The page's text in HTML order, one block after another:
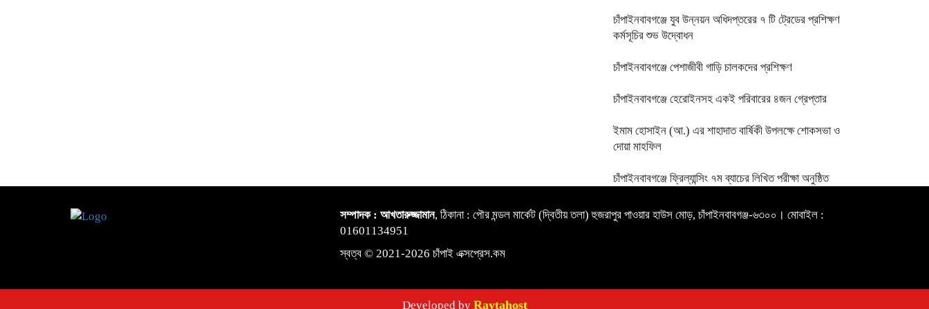
চাঁপাইনবাবগঞ্জে‌ যুব উন্নয়ন অধিদপ্তরের ৭ টি ট্রেডের প্রশিক্ষণ
কর্মসূচির শুভ উদ্বোধন
চাঁপাইনবাবগঞ্জে পেশাজীবী গাড়ি চালকদের প্রশিক্ষণ
চাঁপাইনবাবগঞ্জে হেরোইনসহ একই পরিবারের ৪জন গ্রেপ্তার
ইমাম হোসাইন (আ.) এর শাহাদাত বার্ষিকী উপলক্ষে শোকসভা ও
দোয়া মাহফিল
চাঁপাইনবাবগঞ্জে ফ্রিল্যান্সিং ৭ম ব্যাচের লিখিত পরীক্ষা অনুষ্ঠিত
সম্পাদক : আখতারুজ্জামান, ঠিকানা : পৌর মন্ডল মার্কেট (দ্বিতীয় তলা) হুজরাপুর পাওয়ার হাউস মোড়, চাঁপাইনবাবগঞ্জ-৬৩০০। মোবাইল :
01601134951
স্বত্ব © 2021-2026 চাঁপাই এক্সপ্রেস.কম
Developed by Raytahost